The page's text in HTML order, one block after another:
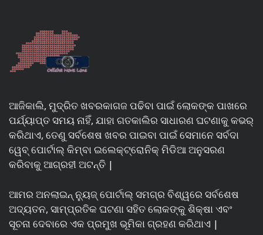
ଆଜିକାଲି, ମୁଦ୍ରିତ ଖବରକାଗଜ ପଢିବା ପାଇଁ ଲୋକଙ୍କ ପାଖରେ
ପର୍ଯ୍ୟାପ୍ତ ସମୟ ନାହିଁ, ଯାହା ଗତକାଲିର ସାଧାରଣ ଘଟଣାକୁ କଭର୍
କରିଥାଏ, ତେଣୁ ସର୍ବଶେଷ ଖବର ପାଇବା ପାଇଁ ସେମାନେ ସର୍ବଦା
ୱେବ୍ ପୋର୍ଟାଲ୍ କିମ୍ବା ଇଲେକ୍ଟ୍ରୋନିକ୍ ମିଡିଆ ଅନୁସରଣ
କରିବାକୁ ଆଗ୍ରହୀ ଅଟନ୍ତି |
ଆମର ଅନଲାଇନ୍ ନ୍ୟୁଜ୍ ପୋର୍ଟାଲ୍ ସମଗ୍ର ବିଶ୍ୱରେ ସର୍ବଶେଷ
ଅଦ୍ୟତନ, ସାମ୍ପ୍ରତିକ ଘଟଣା ସହିତ ଲୋକଙ୍କୁ ଶିକ୍ଷା ଏବଂ
ସୂଚନା ଦେବାରେ ଏକ ପ୍ରମୁଖ ଭୂମିକା ଗ୍ରହଣ କରିଥାଏ |